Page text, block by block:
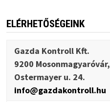
ELÉRHETŐSÉGEINK
Gazda Kontroll Kft.
9200 Mosonmagyaróvár,
Ostermayer u. 24.
info@gazdakontroll.hu